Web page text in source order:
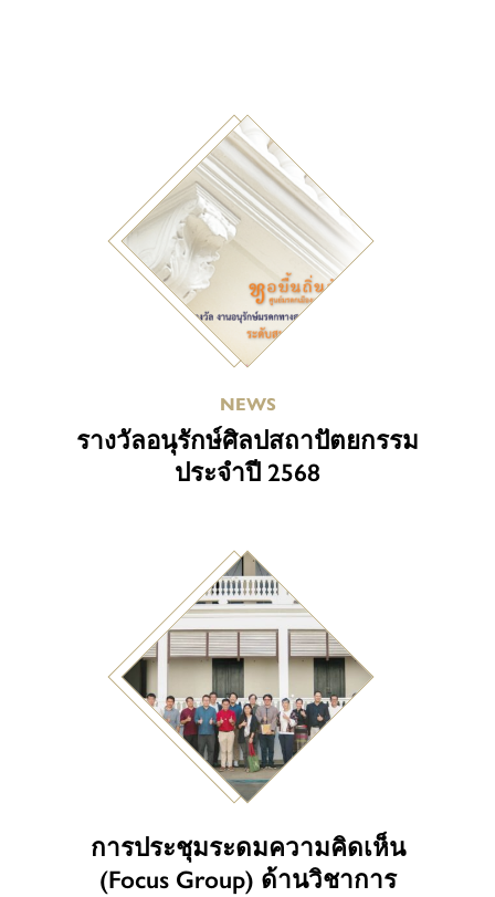
NEWS
รางวัลอนุรักษ์ศิลปสถาปัตยกรรม
ประจำปี 2568
การประชุมระดมความคิดเห็น
(Focus Group) ด้านวิชาการ